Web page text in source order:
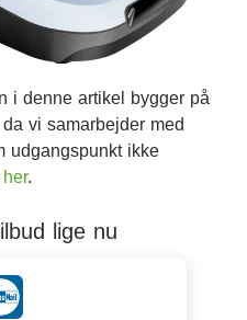
i denne artikel bygger på
vi samarbejder med
udgangspunkt ikke
her.
lige nu